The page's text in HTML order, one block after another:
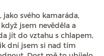
svého kamaráda,
jsem nevěděla a
jít do vztahu s chlapem,
dní jsem si nad tím